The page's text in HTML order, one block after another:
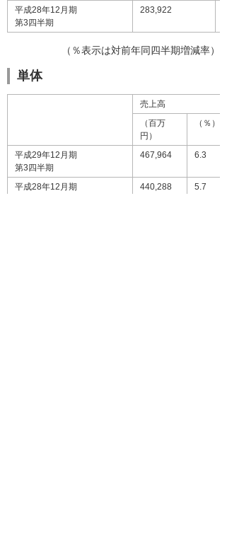
平成28年12月期
第3四半期
283,922
（％表示は対前年同四半期増減率）
単体
売上高
（百万
円）
（％）
平成29年12月期
第3四半期
467,964 6.3
平成28年12月期
440,288 5.7